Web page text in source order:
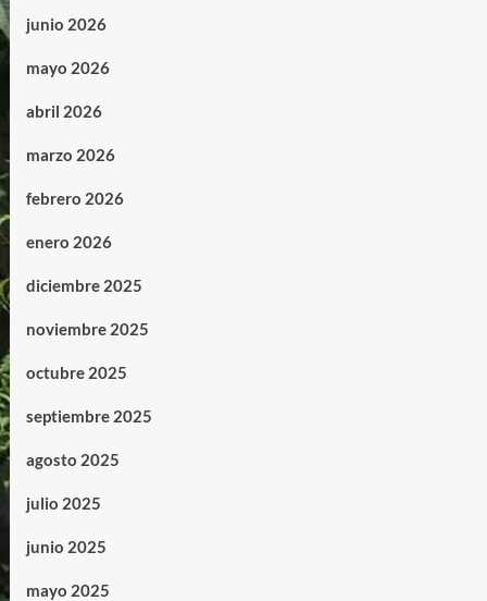
junio 2026
mayo 2026
abril 2026
marzo 2026
febrero 2026
enero 2026
diciembre 2025
noviembre 2025
octubre 2025
septiembre 2025
agosto 2025
julio 2025
junio 2025
mayo 2025